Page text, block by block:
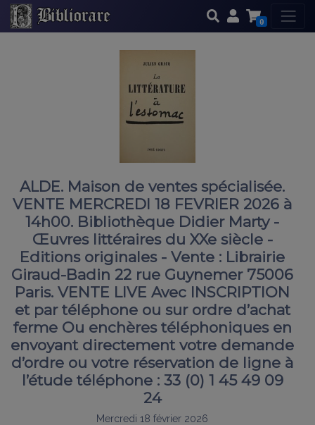
0
ALDE. Maison de ventes spécialisée.
VENTE MERCREDI 18 FEVRIER 2026 à
14h00. Bibliothèque Didier Marty -
Œuvres littéraires du XXe siècle -
Editions originales - Vente : Librairie
Giraud-Badin 22 rue Guynemer 75006
Paris. VENTE LIVE Avec INSCRIPTION
et par téléphone ou sur ordre d’achat
ferme Ou enchères téléphoniques en
envoyant directement votre demande
d’ordre ou votre réservation de ligne à
l’étude téléphone : 33 (0) 1 45 49 09
24
Mercredi 18 février 2026